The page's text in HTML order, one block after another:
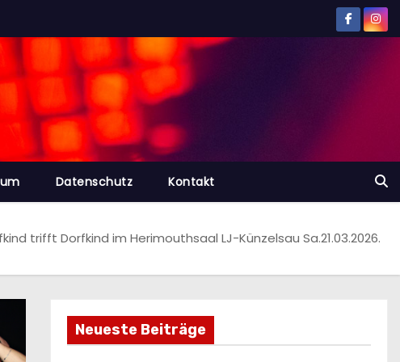
Datenschutz Kontakt
trifft Dorfkind im Herimouthsaal LJ-Künzelsau Sa.21.03.2026.
Neueste Beiträge